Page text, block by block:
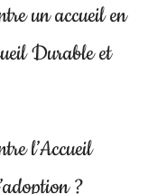
un accueil en
Durable et
l’Accueil
?